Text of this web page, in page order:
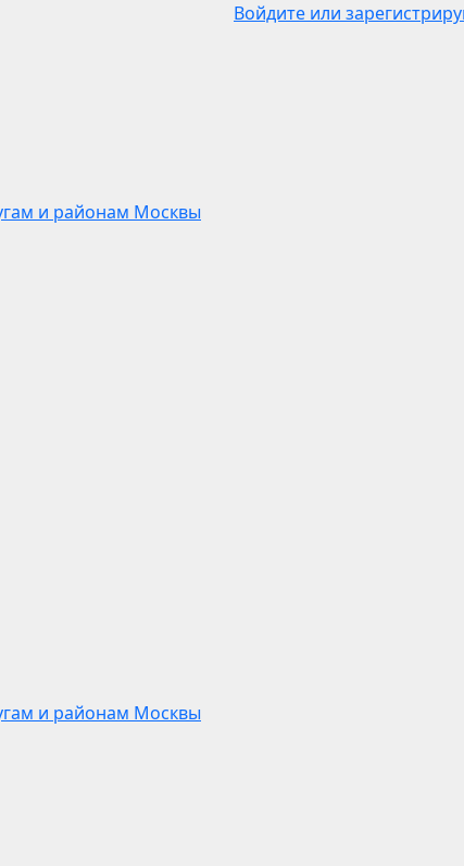
Войдите или
и районам Москвы
и районам Москвы